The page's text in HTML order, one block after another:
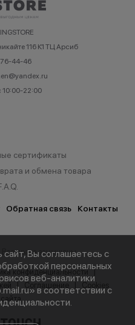
116 К1 ТЦ Арсиб
44-46
10:00-22:00
сертификаты
и обмена товара
Обратная связь Контакты
права защищены.
конфиденциальности
Вы соглашаетесь с
персональных
веб-аналитики
в соответствии с
.